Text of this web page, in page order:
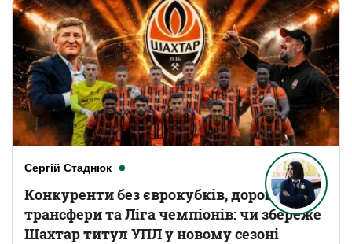
Сергій Стаднюк
Конкуренти без єврокубків, дорогі
трансфери та Ліга чемпіонів: чи збереже
Шахтар титул УПЛ у новому сезоні